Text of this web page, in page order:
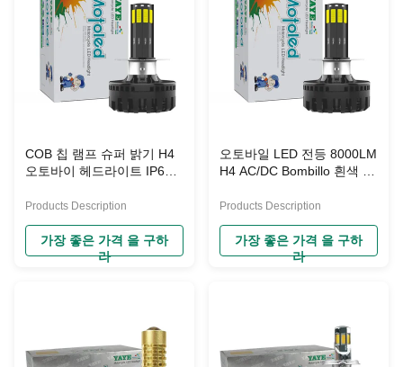
COB 칩 램프 슈퍼 밝기 H4
오토바이 헤드라이트 IP67
Products Description
가장 좋은 가격 을 구하
라
오토바일 LED 전등 8000LM
H4 AC/DC Bombillo 흰색 측
Products Description
가장 좋은 가격 을 구하
라